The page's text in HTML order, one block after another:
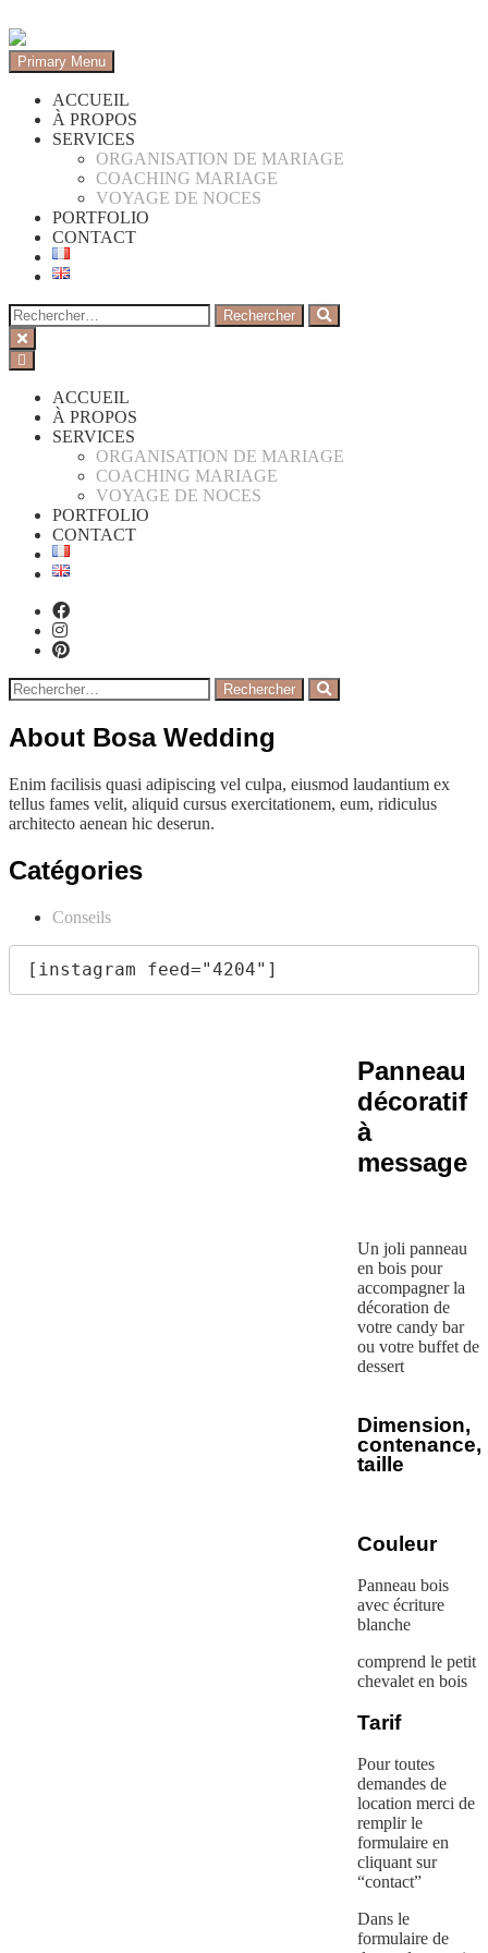
Primary Menu
ACCUEIL
À PROPOS
SERVICES
ORGANISATION DE MARIAGE
COACHING MARIAGE
VOYAGE DE NOCES
PORTFOLIO
CONTACT
ACCUEIL
À PROPOS
SERVICES
ORGANISATION DE MARIAGE
COACHING MARIAGE
VOYAGE DE NOCES
PORTFOLIO
CONTACT
About Bosa Wedding
Enim facilisis quasi adipiscing vel culpa, eiusmod laudantium ex
tellus fames velit, aliquid cursus exercitationem, eum, ridiculus
architecto aenean hic deserun.
Catégories
Conseils
Panneau
décoratif
à
message
Un joli panneau
en bois pour
accompagner la
décoration de
votre candy bar
ou votre buffet de
dessert
Dimension,
contenance,
taille
Couleur
Panneau bois
avec écriture
blanche
comprend le petit
chevalet en bois
Tarif
Pour toutes
demandes de
location merci de
remplir le
formulaire en
cliquant sur
“contact”
Dans le
formulaire de